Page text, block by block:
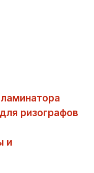
ризографов
и